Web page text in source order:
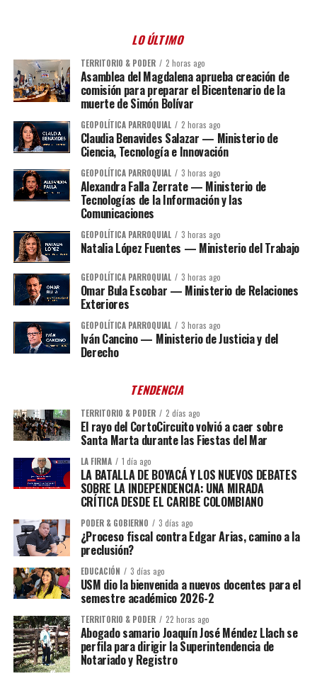
LO ÚLTIMO
TERRITORIO & PODER 2 horas ago
Asamblea del Magdalena aprueba creación de
comisión para preparar el Bicentenario de la
muerte de Simón Bolívar
GEOPOLÍTICA PARROQUIAL 2 horas ago
Claudia Benavides Salazar — Ministerio de
Ciencia, Tecnología e Innovación
GEOPOLÍTICA PARROQUIAL 3 horas ago
Alexandra Falla Zerrate — Ministerio de
Tecnologías de la Información y las
Comunicaciones
GEOPOLÍTICA PARROQUIAL 3 horas ago
Natalia López Fuentes — Ministerio del Trabajo
GEOPOLÍTICA PARROQUIAL 3 horas ago
Omar Bula Escobar — Ministerio de Relaciones
Exteriores
GEOPOLÍTICA PARROQUIAL 3 horas ago
Iván Cancino — Ministerio de Justicia y del
Derecho
TENDENCIA
TERRITORIO & PODER 2 días ago
El rayo del CortoCircuito volvió a caer sobre
Santa Marta durante las Fiestas del Mar
LA FIRMA 1 día ago
LA BATALLA DE BOYACÁ Y LOS NUEVOS DEBATES
SOBRE LA INDEPENDENCIA: UNA MIRADA
CRÍTICA DESDE EL CARIBE COLOMBIANO
PODER & GOBIERNO 3 días ago
¿Proceso fiscal contra Edgar Arias, camino a la
preclusión?
EDUCACIÓN 3 días ago
USM dio la bienvenida a nuevos docentes para el
semestre académico 2026-2
TERRITORIO & PODER 22 horas ago
Abogado samario Joaquín José Méndez Llach se
perfila para dirigir la Superintendencia de
Notariado y Registro